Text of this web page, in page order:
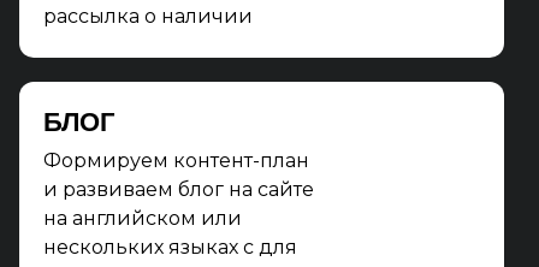
рассылка о наличии
БЛОГ
Формируем контент-план
и развиваем блог на сайте
на английском или
нескольких языках с для